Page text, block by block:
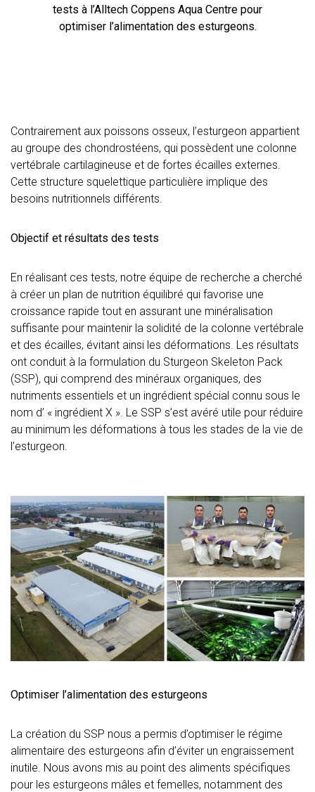
tests à l’Alltech Coppens Aqua Centre pour
optimiser l’alimentation des esturgeons.
Contrairement aux poissons osseux, l’esturgeon appartient
au groupe des chondrostéens, qui possèdent une colonne
vertébrale cartilagineuse et de fortes écailles externes.
Cette structure squelettique particulière implique des
besoins nutritionnels différents.
Objectif et résultats des tests
En réalisant ces tests, notre équipe de recherche a cherché
à créer un plan de nutrition équilibré qui favorise une
croissance rapide tout en assurant une minéralisation
suffisante pour maintenir la solidité de la colonne vertébrale
et des écailles, évitant ainsi les déformations. Les résultats
ont conduit à la formulation du Sturgeon Skeleton Pack
(SSP), qui comprend des minéraux organiques, des
nutriments essentiels et un ingrédient spécial connu sous le
nom d’ « ingrédient X ». Le SSP s’est avéré utile pour réduire
au minimum les déformations à tous les stades de la vie de
l’esturgeon.
Optimiser l’alimentation des esturgeons
La création du SSP nous a permis d’optimiser le régime
alimentaire des esturgeons afin d’éviter un engraissement
inutile. Nous avons mis au point des aliments spécifiques
pour les esturgeons mâles et femelles, notamment des